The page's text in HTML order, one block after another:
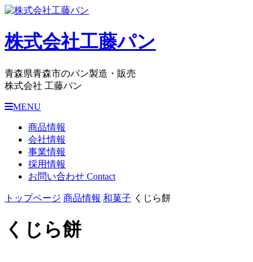
株式会社工藤パン
青森県青森市のパン製造・販売
株式会社 工藤パン
MENU
商品情報
会社情報
事業情報
採用情報
お問い合わせ Contact
トップページ 商品情報 和菓子 くじら餅
くじら餅